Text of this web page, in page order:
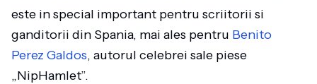
este in special important pentru scriitorii si
ganditorii din Spania, mai ales pentru Benito
Perez Galdos, autorul celebrei sale piese
„NipHamlet”.